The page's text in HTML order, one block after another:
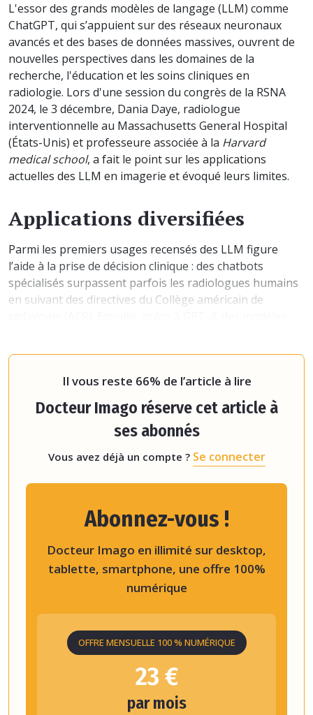
L'essor des grands modèles de langage (LLM) comme
ChatGPT, qui s’appuient sur des réseaux neuronaux
avancés et des bases de données massives, ouvrent de
nouvelles perspectives dans les domaines de la
recherche, l'éducation et les soins cliniques en
radiologie. Lors d'une session du congrès de la RSNA
2024, le 3 décembre, Dania Daye, radiologue
interventionnelle au Massachusetts General Hospital
(États-Unis) et professeure associée à la Harvard
medical school, a fait le point sur les applications
actuelles des LLM en imagerie et évoqué leurs limites.
Applications diversifiées
Parmi les premiers usages recensés des LLM figure
l’aide à la prise de décision clinique : des chatbots
spécialisés surpassent parfois les radiologues humains
en suivant des directives du Collège américain de
radiologiques avec une précision de 84 %.« Je pense que
Il vous reste 66% de l’article à lire
Docteur Imago réserve cet article à
ses abonnés
Vous avez déjà un compte ? Se connecter
Abonnez-vous !
Docteur Imago en illimité sur desktop,
tablette, smartphone, une offre 100%
numérique
OFFRE MENSUELLE 100 % NUMÉRIQUE
23 €
par mois